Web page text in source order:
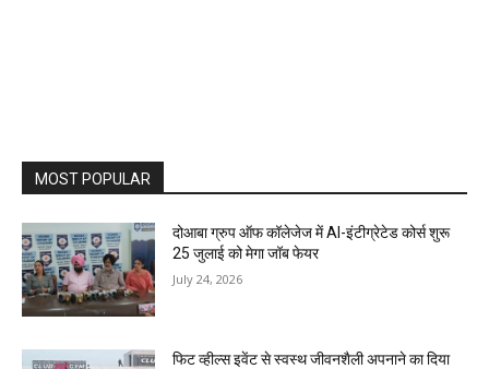
MOST POPULAR
दोआबा ग्रुप ऑफ कॉलेजेज में AI-इंटीग्रेटेड कोर्स शुरू
25 जुलाई को मेगा जॉब फेयर
July 24, 2026
फिट व्हील्स इवेंट से स्वस्थ जीवनशैली अपनाने का दिया